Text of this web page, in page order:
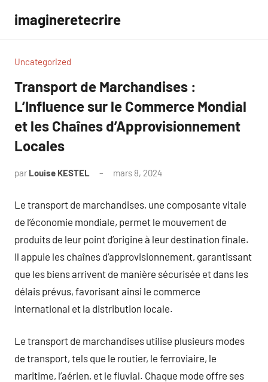
contenu
imagineretecrire
Uncategorized
Transport de Marchandises :
L’Influence sur le Commerce Mondial
et les Chaînes d’Approvisionnement
Locales
par Louise KESTEL mars 8, 2024
Le transport de marchandises, une composante vitale
de l’économie mondiale, permet le mouvement de
produits de leur point d’origine à leur destination finale.
Il appuie les chaînes d’approvisionnement, garantissant
que les biens arrivent de manière sécurisée et dans les
délais prévus, favorisant ainsi le commerce
international et la distribution locale.
Le transport de marchandises utilise plusieurs modes
de transport, tels que le routier, le ferroviaire, le
maritime, l’aérien, et le fluvial. Chaque mode offre ses